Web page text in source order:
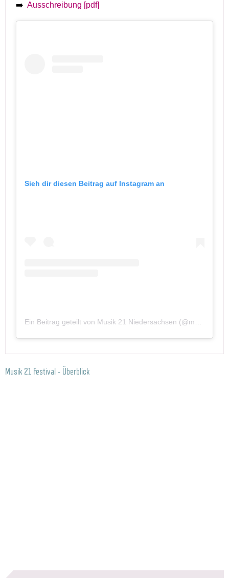
➡️ Ausschreibung [pdf]
Sieh dir diesen Beitrag auf Instagram an
Ein Beitrag geteilt von Musik 21 Niedersachsen (@musik21niedersachsen)
Musik 21 Festival - Überblick